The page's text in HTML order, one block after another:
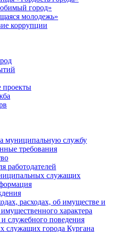
город»
молодежь»
коррупции
муниципальную службу
требования
работодателей
служащих
расходах, об имуществе и
имущественного характера
служебного поведения
служащих города Кургана